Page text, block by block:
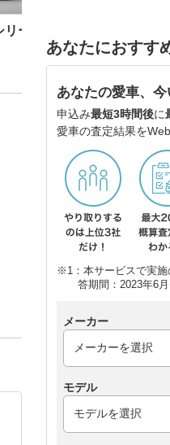
ーズ セダン
ド
あなたにおすす
あなたの愛車、今
申込み最短3時間後に
愛車の査定結果を
※1：本サービスで実施
答期間：2023年6月
メーカー
モデル